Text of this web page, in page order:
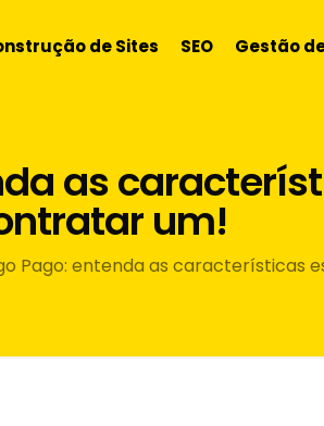
de Sites SEO Gestão
as
um!
Pago: entenda as características